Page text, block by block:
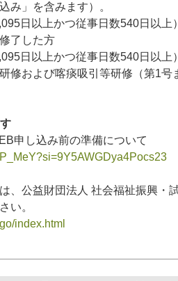
み」を含みます）。
日以上かつ従事日数540日以上
了した方
日以上かつ従事日数540日以上
修および喀痰吸引等研修（第1号
申し込み前の準備について
、公益財団法人 社会福祉振興・
い。
index.html